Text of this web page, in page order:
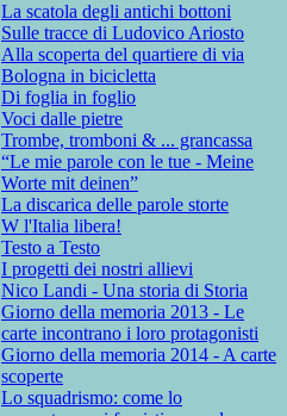
La scatola degli antichi bottoni
Sulle tracce di Ludovico Ariosto
Alla scoperta del quartiere di via
Bologna in bicicletta
Di foglia in foglio
Voci dalle pietre
Trombe, tromboni & ... grancassa
“Le mie parole con le tue - Meine
Worte mit deinen”
La discarica delle parole storte
W l'Italia libera!
Testo a Testo
I progetti dei nostri allievi
Nico Landi - Una storia di Storia
Giorno della memoria 2013 - Le
carte incontrano i loro protagonisti
Giorno della memoria 2014 - A carte
scoperte
Lo squadrismo: come lo